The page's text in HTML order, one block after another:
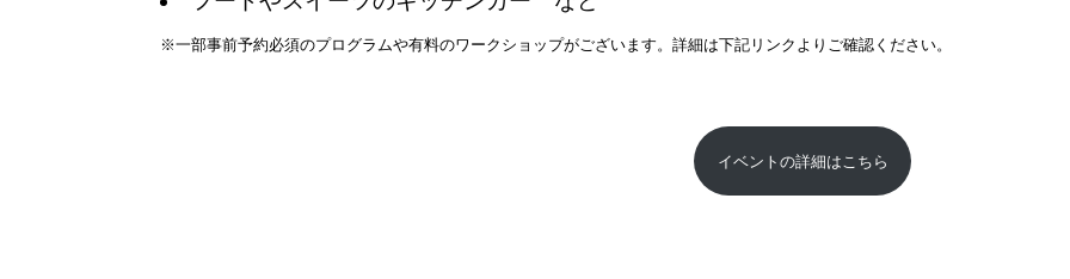
※一部事前予約必須のプログラムや有料のワークショップがございます。詳細は下記リンクよりご確認ください。
イベントの詳細はこちら